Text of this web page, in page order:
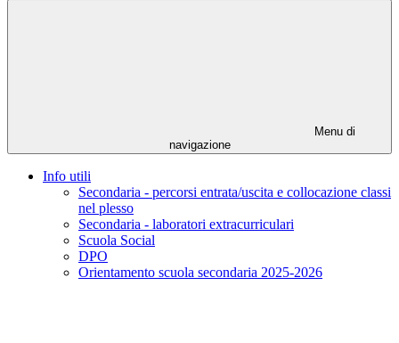
Menu di
navigazione
Info utili
Secondaria - percorsi entrata/uscita e collocazione classi
nel plesso
Secondaria - laboratori extracurriculari
Scuola Social
DPO
Orientamento scuola secondaria 2025-2026